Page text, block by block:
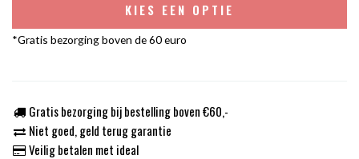
KIES EEN OPTIE
*Gratis bezorging boven de 60 euro
Gratis bezorging bij bestelling boven €60,-
Niet goed, geld terug garantie
Veilig betalen met ideal